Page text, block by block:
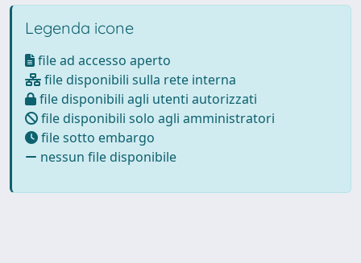
Legenda icone
file ad accesso aperto
file disponibili sulla rete interna
file disponibili agli utenti autorizzati
file disponibili solo agli amministratori
file sotto embargo
nessun file disponibile